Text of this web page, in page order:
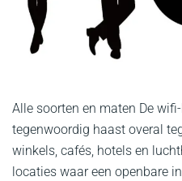
Alle soorten en maten De
tegenwoordig haast overal
winkels, cafés, hotels en
locaties waar een openbare